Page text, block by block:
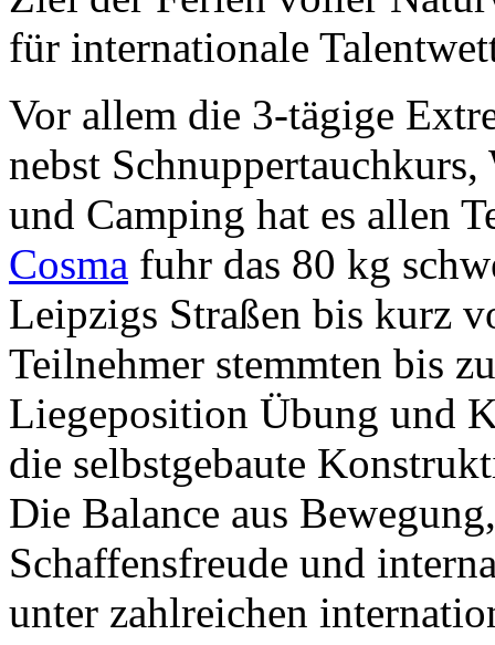
für internationale
Vor allem die 3-tägige
nebst
und Camping hat es allen
Cosma fuhr das 80 kg
Leipzigs Straßen bis kurz
Teilnehmer stemmten bis
Liegeposition Übung und
die selbstgebaute
Die Balance aus
Schaffensfreude und
unter zahlreichen